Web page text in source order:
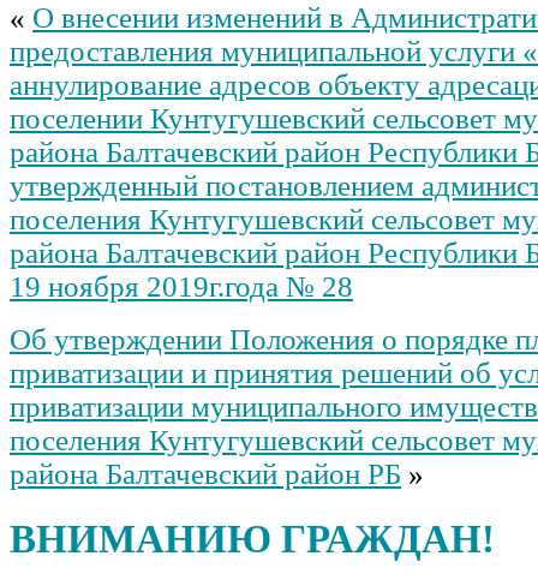
« О внесении изменений в
предоставления муниципальной услуги
аннулирование адресов объекту
поселении Кунтугушевский сельсовет
района Балтачевский район Республики
утвержденный постановлением
поселения Кунтугушевский сельсовет
района Балтачевский район Республики
19 ноября 2019г.года № 28
Об утверждении Положения о порядке
приватизации и принятия решений об
приватизации муниципального
поселения Кунтугушевский сельсовет
района Балтачевский район РБ »
ВНИМАНИЮ ГРАЖДАН!